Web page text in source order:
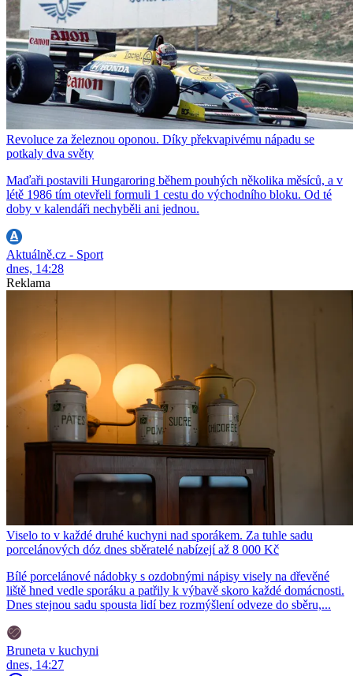
Revoluce za železnou oponou. Díky překvapivému nápadu se
potkaly dva světy
Maďaři postavili Hungaroring během pouhých několika měsíců, a v
létě 1986 tím otevřeli formuli 1 cestu do východního bloku. Od té
doby v kalendáři nechyběli ani jednou.
Aktuálně.cz - Sport
dnes, 14:28
Reklama
Viselo to v každé druhé kuchyni nad sporákem. Za tuhle sadu
porcelánových dóz dnes sběratelé nabízejí až 8 000 Kč
Bílé porcelánové nádobky s ozdobnými nápisy visely na dřevěné
liště hned vedle sporáku a patřily k výbavě skoro každé domácnosti.
Dnes stejnou sadu spousta lidí bez rozmýšlení odveze do sběru,...
Bruneta v kuchyni
dnes, 14:27